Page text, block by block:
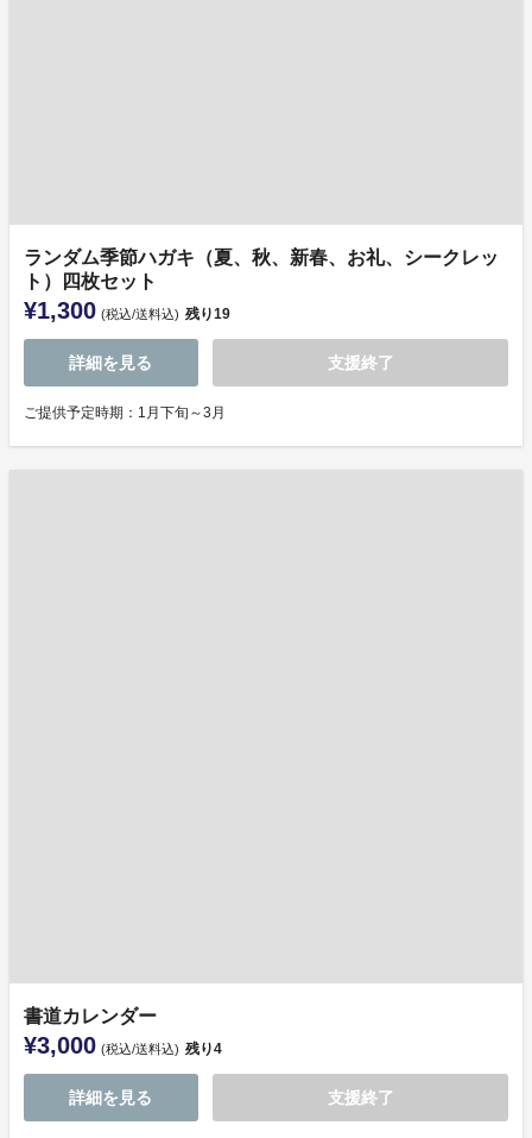
ランダム季節ハガキ（夏、秋、新春、お礼、シークレッ
ト）四枚セット
¥1,300 (税込/送料込) 残り19
詳細を見る 支援終了
ご提供予定時期：1月下旬～3月
書道カレンダー
¥3,000 (税込/送料込) 残り4
詳細を見る 支援終了